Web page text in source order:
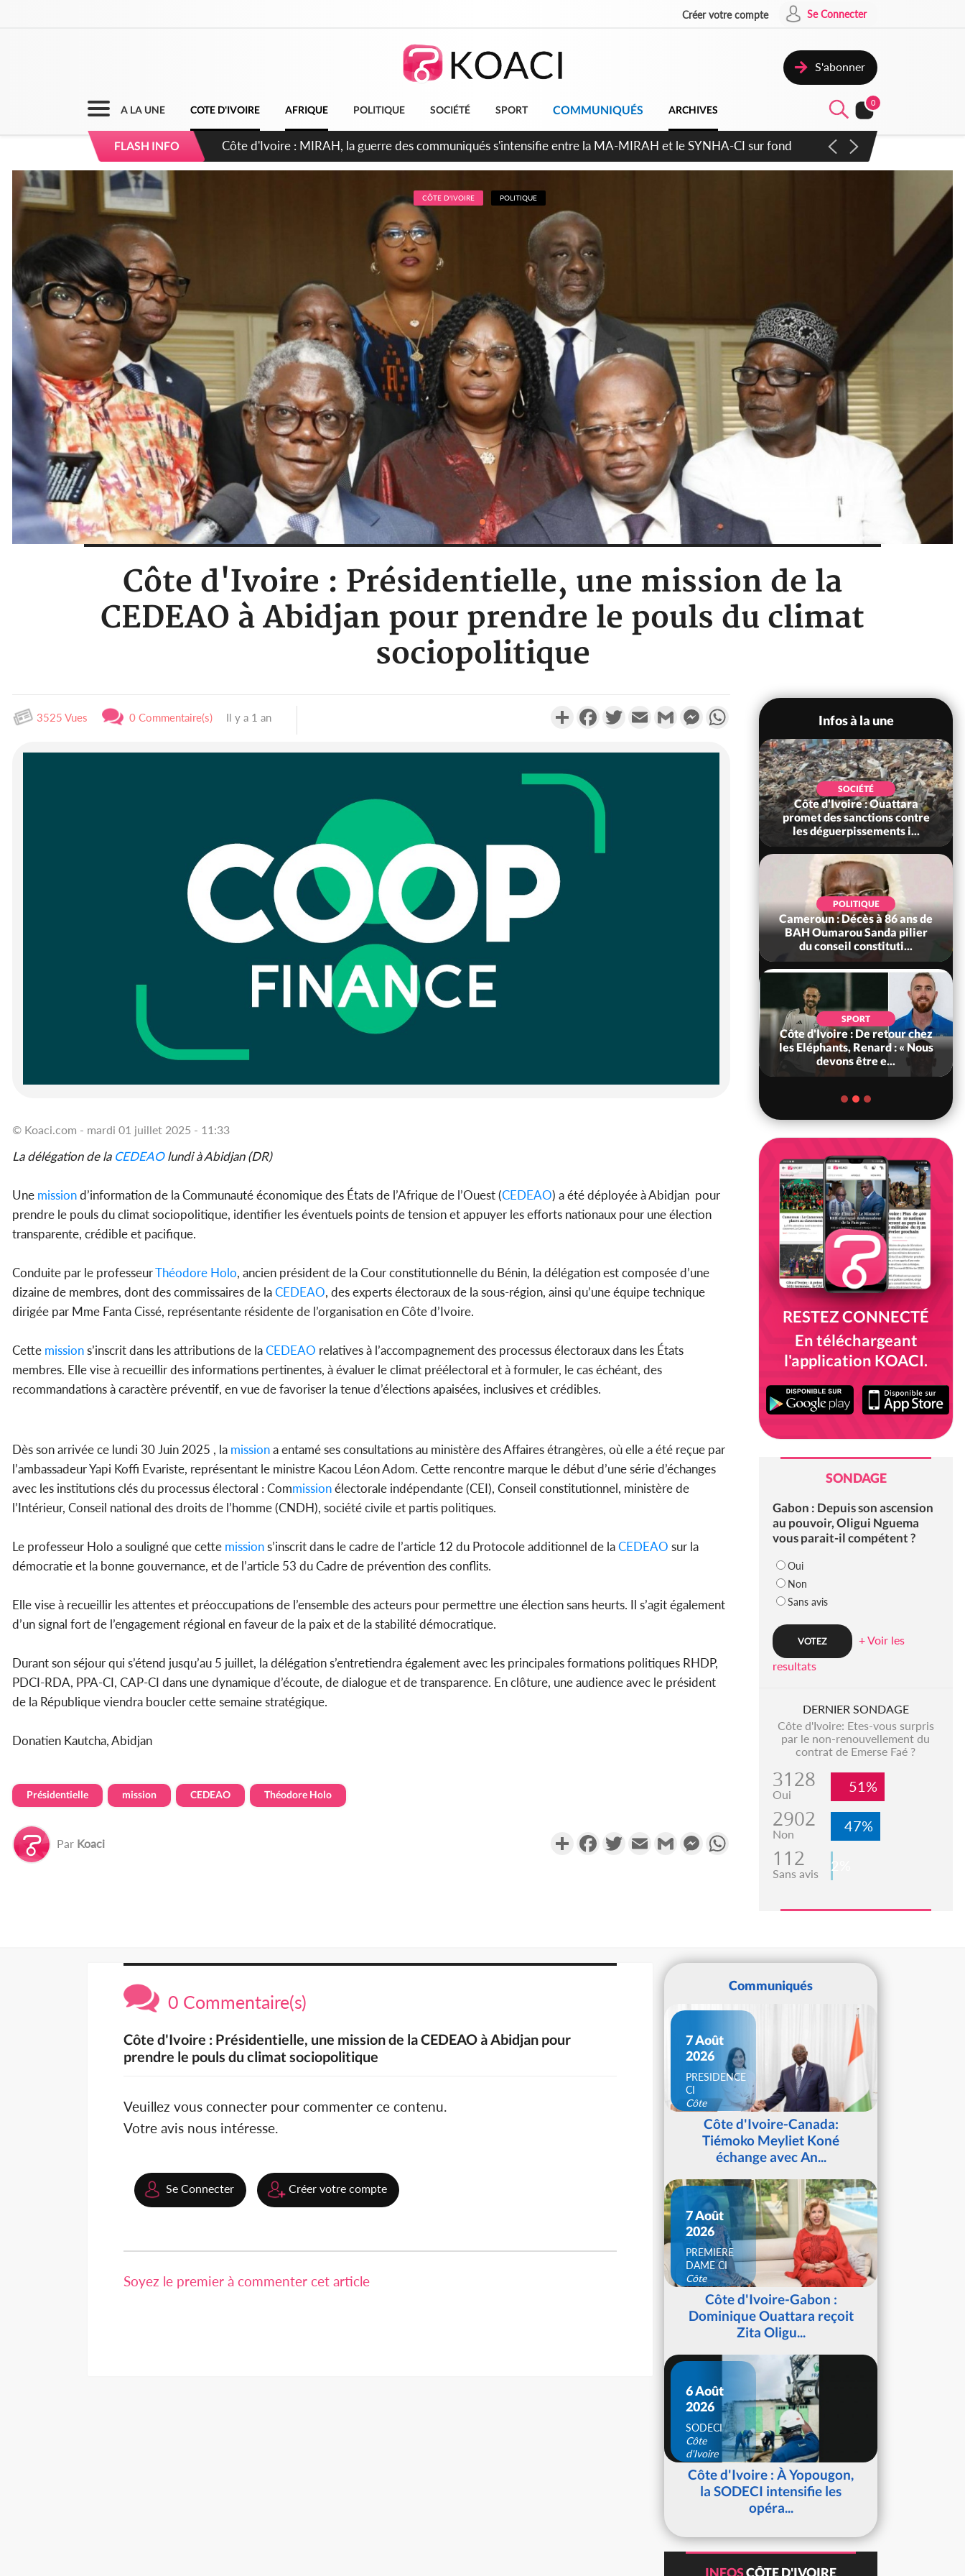
Créer votre compte Se Connecter
S'abonner
A LA UNE COTE D'IVOIRE AFRIQUE POLITIQUE SOCIÉTÉ SPORT COMMUNIQUÉS ARCHIVES
0
FLASH INFO Côte d'Ivoire : Indépendance 2026, Thiam plaide pour un environnement démocratique plus apaisé
CÔTE D'IVOIRE POLITIQUE
Côte d'Ivoire : Présidentielle, une mission de la
CEDEAO à Abidjan pour prendre le pouls du climat
sociopolitique
3525 Vues 0 Commentaire(s) Il y a 1 an PartagerFacebookTwitterEmail Gmail MessengerWhatsApp
© Koaci.com - mardi 01 juillet 2025 - 11:33
La délégation de la CEDEAOlundi à Abidjan (DR)
Une missiond’information de la Communauté économique des États de l’Afrique de l’Ouest (CEDEAO) a été déployée à Abidjan pour
prendre le pouls du climat sociopolitique, identifier les éventuels points de tension et appuyer les efforts nationaux pour une élection
transparente, crédible et pacifique.
Conduite par le professeurThéodore Holo, ancien président de la Cour constitutionnelle du Bénin, la délégation est composée d’une
dizaine de membres, dont des commissaires de laCEDEAO, des experts électoraux de la sous-région, ainsi qu’une équipe technique
dirigée par Mme Fanta Cissé, représentante résidente de l’organisation en Côte d’Ivoire.
Cette missions’inscrit dans les attributions de laCEDEAO relatives à l’accompagnement des processus électoraux dans les États
membres. Elle vise à recueillir des informations pertinentes, à évaluer le climat préélectoral et à formuler, le cas échéant, des
recommandations à caractère préventif, en vue de favoriser la tenue d’élections apaisées, inclusives et crédibles.
Dès son arrivée ce lundi 30 Juin 2025 , la missiona entamé ses consultations au ministère des Affaires étrangères, où elle a été reçue par
l’ambassadeur Yapi Koffi Evariste, représentant le ministre Kacou Léon Adom. Cette rencontre marque le début d’une série d’échanges
avec les institutions clés du processus électoral : Commissionélectorale indépendante (CEI), Conseil constitutionnel, ministère de
l’Intérieur, Conseil national des droits de l’homme (CNDH), société civile et partis politiques.
Le professeur Holo a souligné que cette missions’inscrit dans le cadre de l’article 12 du Protocole additionnel de laCEDEAO sur la
démocratie et la bonne gouvernance, et de l’article 53 du Cadre de prévention des conflits.
Elle vise à recueillir les attentes et préoccupations de l’ensemble des acteurs pour permettre une élection sans heurts. Il s’agit également
d’un signal fort de l’engagement régional en faveur de la paix et de la stabilité démocratique.
Durant son séjour qui s’étend jusqu’au 5 juillet, la délégation s’entretiendra également avec les principales formations politiques RHDP,
PDCI-RDA, PPA-CI, CAP-CI dans une dynamique d’écoute, de dialogue et de transparence. En clôture, une audience avec le président
de la République viendra boucler cette semaine stratégique.
Donatien Kautcha, Abidjan
Présidentielle mission CEDEAO Théodore Holo
Par Koaci PartagerFacebookTwitterEmail Gmail MessengerWhatsApp
Infos à la une
Côte d'Ivoire : Après le pari
réussi du 66e anniversaire,
SOCIÉTÉ
Côte d'Ivoire : Ouattara
promet des sanctions contre
les déguerpissements i...
POLITIQUE
Cameroun : Décès à 86 ans de
BAH Oumarou Sanda pilier
du conseil constituti...
SPORT
Côte d'Ivoire : De retour chez
les Eléphants, Renard : « Nous
devons être e...
RESTEZ CONNECTÉ
En téléchargeant
l'application KOACI.
SONDAGE
Gabon : Depuis son ascension
au pouvoir, Oligui Nguema
vous parait-il compétent ?
Oui
Non
Sans avis
+ Voir les
resultats
DERNIER SONDAGE
Côte d'Ivoire: Etes-vous surpris
par le non-renouvellement du
contrat de Emerse Faé ?
3128
Oui 51%
2902
Non 47%
112
Sans avis 2%
0 Commentaire(s)
Côte d'Ivoire : Présidentielle, une mission de la CEDEAO à Abidjan pour
prendre le pouls du climat sociopolitique
Veuillez vous connecter pour commenter ce contenu.
Votre avis nous intéresse.
Se Connecter Créer votre compte
Soyez le premier à commenter cet article
Communiqués
7 Août
2026
PRESIDENCE
CI
Côte
d'IvoireCôte d'Ivoire-Canada:
Tiémoko Meyliet Koné
échange avec An...
7 Août
2026
PREMIERE
DAME CI
Côte
d'IvoireCôte d'Ivoire-Gabon :
Dominique Ouattara reçoit
Zita Oligu...
6 Août
2026
SODECI
Côte
d'Ivoire
Côte d'Ivoire : À Yopougon,
la SODECI intensifie les
opéra...
INFOSCÔTE D'IVOIRE